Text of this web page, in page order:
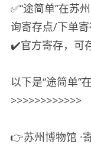
✅“途简单”在苏
询寄存点/下单寄
✔️官方寄存，可
以下是“途简单”
>>>>>>>>>>>>
👉苏州博物馆 ·